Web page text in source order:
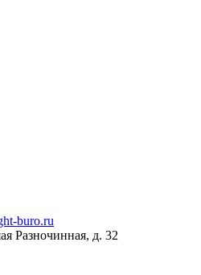
buro.ru
Разночинная, д. 32